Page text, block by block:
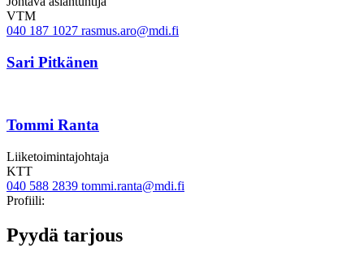
VTM
040 187 1027 rasmus.aro@mdi.fi
Sari Pitkänen
Tommi Ranta
Liiketoimintajohtaja
KTT
040 588 2839 tommi.ranta@mdi.fi
Profiili:
Pyydä tarjous